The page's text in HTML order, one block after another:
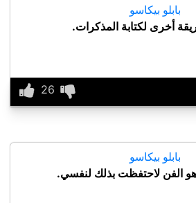
بابلو بيكاسو
أخرى لكتابة المذكرات.
بابلو بيكاسو
الفن لاحتفظت بذلك لنفسي.